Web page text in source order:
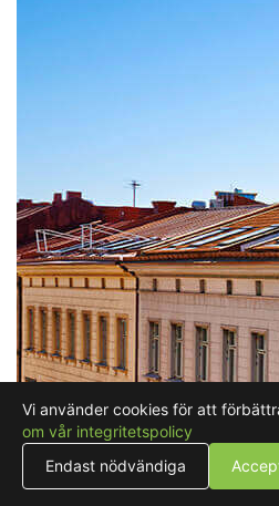
Vi använder cookies för att
om vår integritetspolicy
Endast nödvändiga